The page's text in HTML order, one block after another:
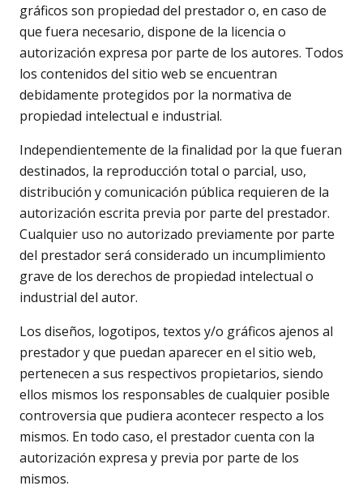
gráficos son propiedad del prestador o, en caso de
que fuera necesario, dispone de la licencia o
autorización expresa por parte de los autores. Todos
los contenidos del sitio web se encuentran
debidamente protegidos por la normativa de
propiedad intelectual e industrial.
Independientemente de la finalidad por la que fueran
destinados, la reproducción total o parcial, uso,
distribución y comunicación pública requieren de la
autorización escrita previa por parte del prestador.
Cualquier uso no autorizado previamente por parte
del prestador será considerado un incumplimiento
grave de los derechos de propiedad intelectual o
industrial del autor.
Los diseños, logotipos, textos y/o gráficos ajenos al
prestador y que puedan aparecer en el sitio web,
pertenecen a sus respectivos propietarios, siendo
ellos mismos los responsables de cualquier posible
controversia que pudiera acontecer respecto a los
mismos. En todo caso, el prestador cuenta con la
autorización expresa y previa por parte de los
mismos.